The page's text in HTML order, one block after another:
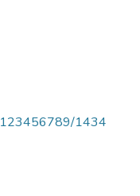
123456789/1434